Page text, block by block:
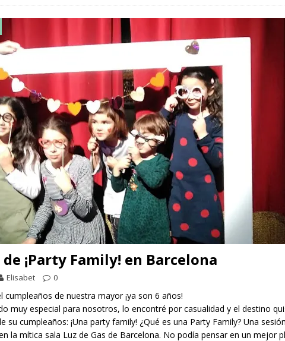
¡Party Family! en Barcelona
Elisabet 0
cumpleaños de nuestra mayor ¡ya son 6 años!
muy especial para nosotros, lo encontré por casualidad y el destino
su cumpleaños: ¡Una party family! ¿Qué es una Party Family? Una
la mítica sala Luz de Gas de Barcelona. No podía pensar en un mejor